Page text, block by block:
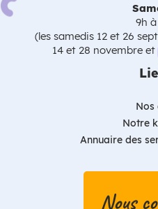
9h
(les samedis 12 et 26
14 et 28 novembre et
Nos
Notre
Annuaire des
Nous